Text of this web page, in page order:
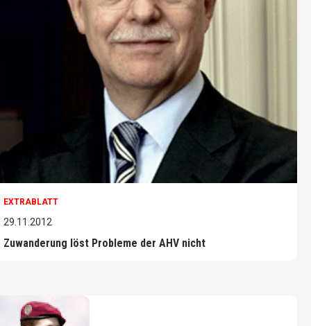
EXTRABLATT
29.11.2012
Zuwanderung löst Probleme der AHV nicht